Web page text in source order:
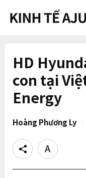
HD
con tại
Energy
Hoàng Phương Ly
Share
Text
size